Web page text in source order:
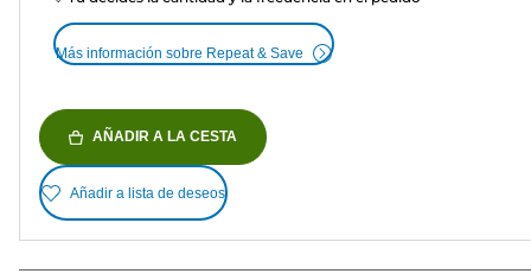
Más información sobre Repeat & Save
AÑADIR A LA CESTA
Añadir a lista de deseos